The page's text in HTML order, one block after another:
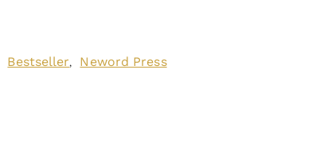
Bestseller, Neword Press